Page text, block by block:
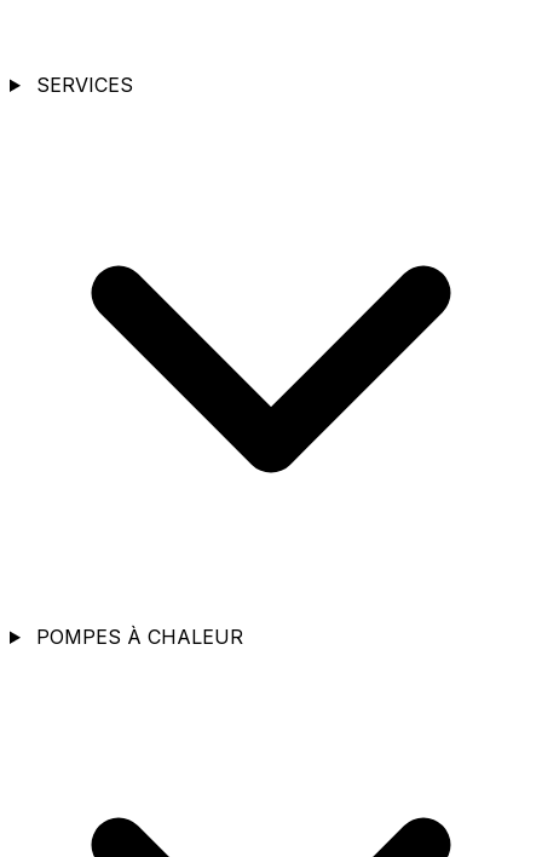
SERVICES
POMPES À CHALEUR